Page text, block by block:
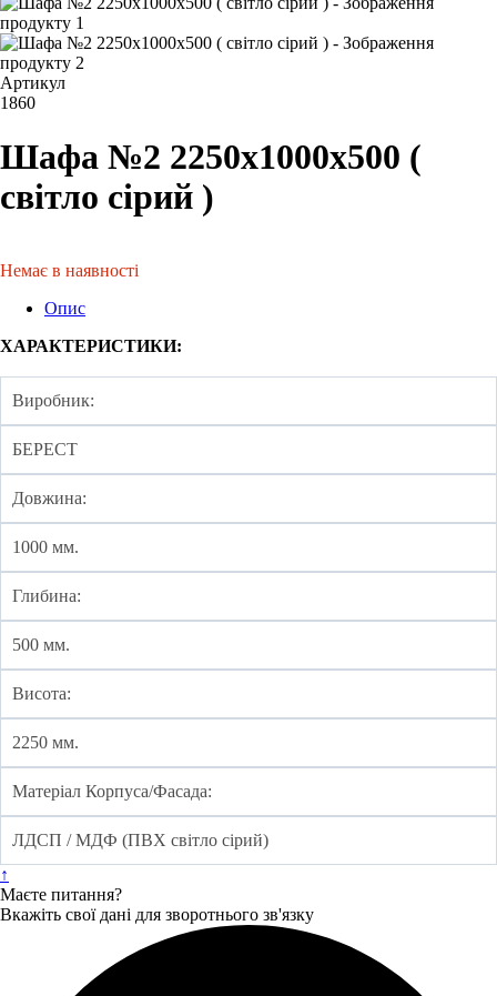
Артикул
1860
Шафа №2 2250х1000х500 (
світло сірий )
Немає в наявності
Опис
ХАРАКТЕРИСТИКИ:
Виробник:
БЕРЕСТ
Довжина:
1000 мм.
Глибина:
500 мм.
Висота:
2250 мм.
Матеріал Корпуса/Фасада:
ЛДСП / МДФ (ПВХ світло сірий)
↑
Маєте питання?
Вкажіть свої дані для зворотнього зв'язку